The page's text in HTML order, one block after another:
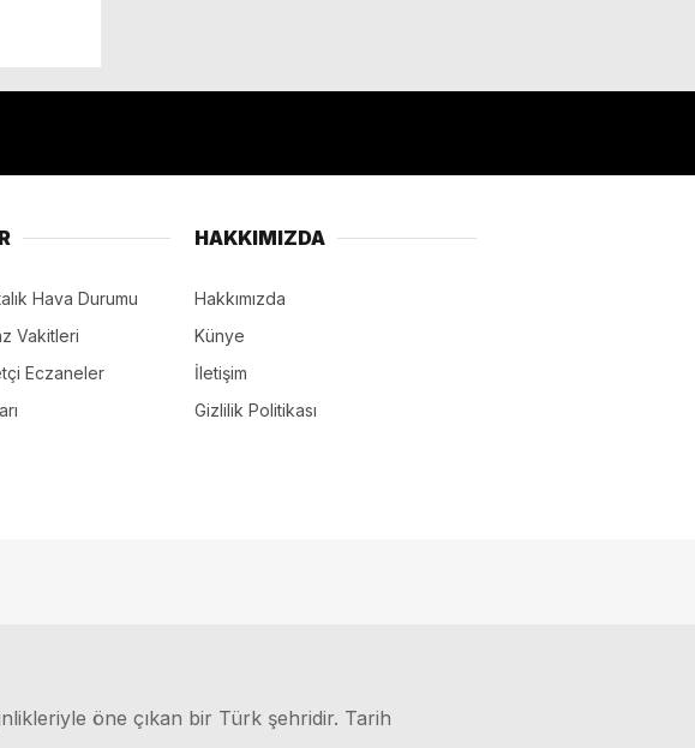
Hava Durumu
Vakitleri
Eczaneler
HAKKIMIZDA
Hakkımızda
Künye
İletişim
Gizlilik Politikası
öne çıkan bir Türk şehridir. Tarih